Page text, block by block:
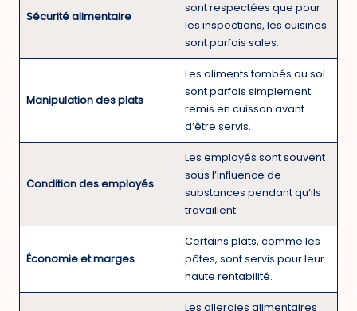
Sécurité alimentaire
sont respectées que pour
les inspections, les cuisines
sont parfois sales.
Manipulation des plats
Les aliments tombés au sol
sont parfois simplement
remis en cuisson avant
d’être servis.
Condition des employés
Les employés sont souvent
sous l’influence de
substances pendant qu’ils
travaillent.
Économie et marges
Certains plats, comme les
pâtes, sont servis pour leur
haute rentabilité.
Les allergies alimentaires